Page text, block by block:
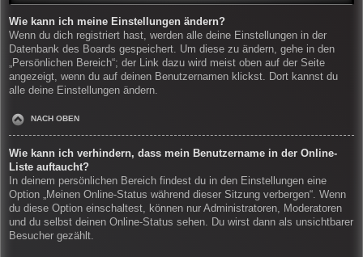
Wie kann ich meine Einstellungen ändern?
Wenn du dich registriert hast, werden alle deine Einstellungen in der
Datenbank des Boards gespeichert. Um diese zu ändern, gehe in den
„Persönlichen Bereich“; der Link dazu wird meist oben auf der Seite
angezeigt, wenn du auf deinen Benutzernamen klickst. Dort kannst du
alle deine Einstellungen ändern.
NACH OBEN
Wie kann ich verhindern, dass mein Benutzername in der Online-
Liste auftaucht?
In deinem persönlichen Bereich findest du in den Einstellungen eine
Option „Meinen Online-Status während dieser Sitzung verbergen“. Wenn
du diese Option einschaltest, können nur Administratoren, Moderatoren
und du selbst deinen Online-Status sehen. Du wirst dann als unsichtbarer
Besucher gezählt.